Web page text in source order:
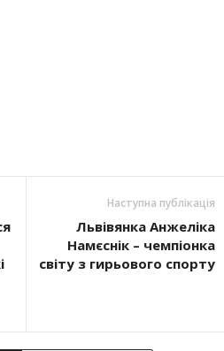
Наступна публікація
Львівянка Анжеліка
Намєснік – чемпіонка
світу з гирьового спорту